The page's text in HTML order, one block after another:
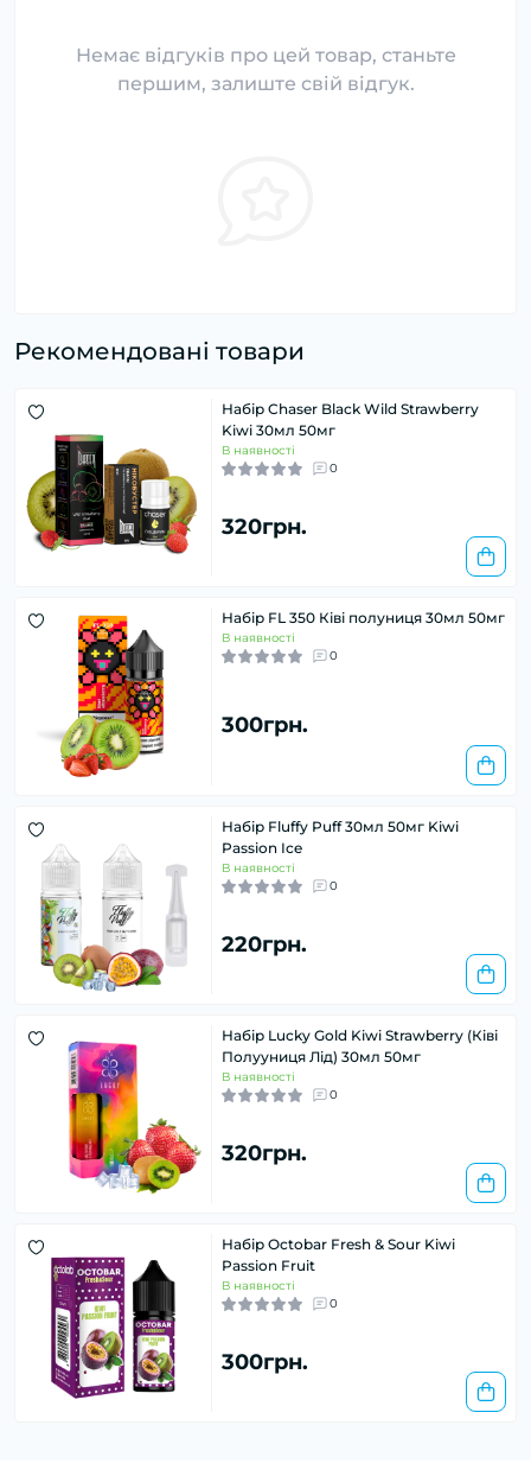
Немає відгуків про цей товар, станьте
першим, залиште свій відгук.
Рекомендовані товари
Набір Chaser Black Wild Strawberry
Kiwi 30мл 50мг
В наявності
0
320грн.
Набір FL 350 Ківі полуниця 30мл 50мг
В наявності
0
300грн.
Набір Fluffy Puff 30мл 50мг Kiwi
Passion Ice
В наявності
0
220грн.
Набір Lucky Gold Kiwi Strawberry (Ківі
Полууниця Лід) 30мл 50мг
В наявності
0
320грн.
Набір Octobar Fresh & Sour Kiwi
Passion Fruit
В наявності
0
300грн.